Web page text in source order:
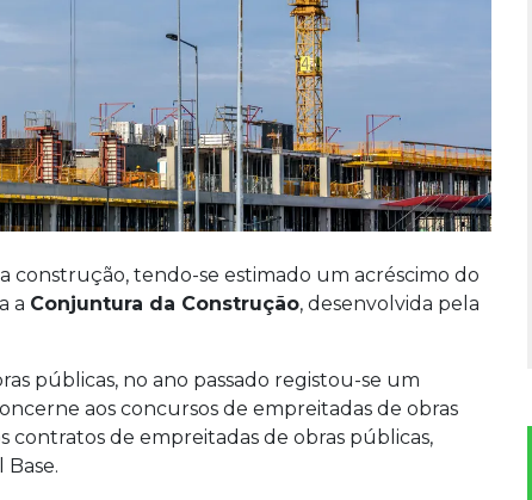
construção, tendo-se estimado um acréscimo do
a Conjuntura da Construção, desenvolvida pela
públicas, no ano passado registou-se um
aos concursos de empreitadas de obras
de empreitadas de obras públicas,